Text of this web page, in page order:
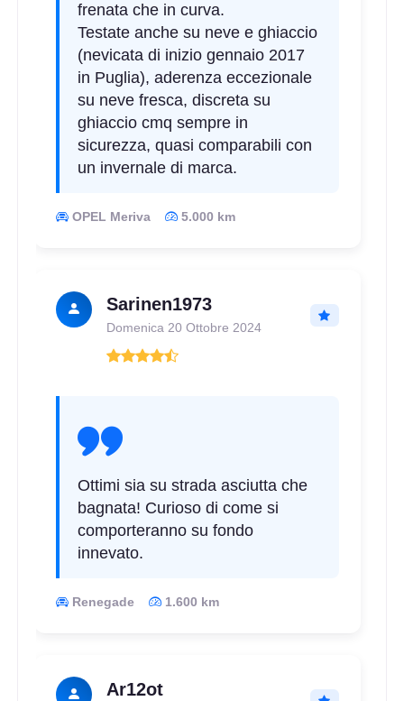
frenata che in curva.
Testate anche su neve e ghiaccio
(nevicata di inizio gennaio 2017
in Puglia), aderenza eccezionale
su neve fresca, discreta su
ghiaccio cmq sempre in
sicurezza, quasi comparabili con
un invernale di marca.
OPEL Meriva 5.000 km
Sarinen1973
Domenica 20 Ottobre 2024
Ottimi sia su strada asciutta che
bagnata! Curioso di come si
comporteranno su fondo
innevato.
Renegade 1.600 km
Ar12ot